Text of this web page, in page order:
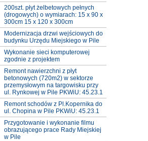
200szt. płyt żelbetowych pełnych
(drogowych) o wymiarach: 15 x 90 x
300cm 15 x 120 x 300cm
Modernizacja drzwi wejściowych do
budynku Urzędu Miejskiego w Pile
Wykonanie sieci komputerowej
zgodnie z projektem
Remont nawierzchni z płyt
betonowych (720m2) w sektorze
przemysłowym na targowisku przy
ul. Rynkowej w Pile PKWiU: 45.23.1
Remont schodów z Pl.Kopernika do
ul. Chopina w Pile PKWiU: 45.23.1
Przygotowanie i wykonanie filmu
obrazującego prace Rady Miejskiej
w Pile